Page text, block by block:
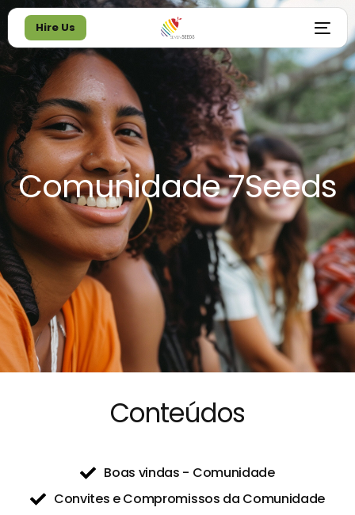
Hire Us
Comunidade 7Seeds
Conteúdos
Boas vindas - Comunidade
Convites e Compromissos da Comunidade